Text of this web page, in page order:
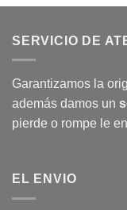
SERVICIO DE
Garantizamos la
además damos un
pierde o rompe le
EL ENVIO